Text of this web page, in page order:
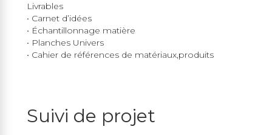
Livrables
• Carnet d’idées
• Échantillonnage matière
• Planches Univers
• Cahier de références de matériaux,produits
Suivi de projet